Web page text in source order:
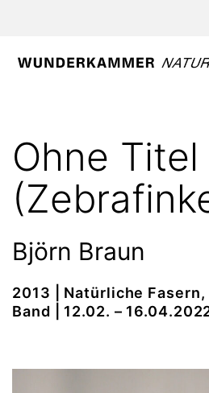
springen
NATURALIA
ARTIFICIALIA
Ohne Titel
Björn Braun
2013 | Natürliche
Band | 12.02. –